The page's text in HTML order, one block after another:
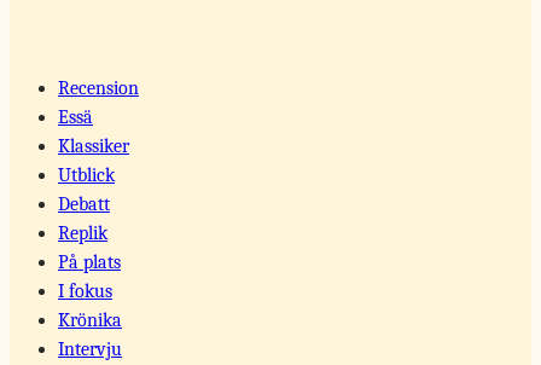
Recension
Essä
Klassiker
Utblick
Debatt
Replik
På plats
I fokus
Krönika
Intervju